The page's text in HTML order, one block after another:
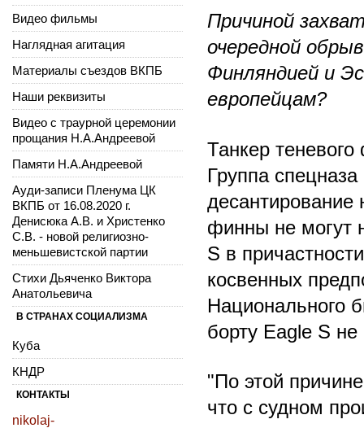
Причиной
очередной
Финляндией и
европейцам?
Танкер
Группа
десантирование
финны не могут
S в
косвенных
Национального
борту Eagle S
"По этой
что с судном
Видео фильмы
Наглядная агитация
Материалы съездов ВКПБ
Наши реквизиты
Видео с траурной церемонии
прощания Н.А.Андреевой
Памяти Н.А.Андреевой
Ауди-записи Пленума ЦК
ВКПБ от 16.08.2020 г.
Денисюка А.В. и Христенко
С.В. - новой религиозно-
меньшевистской партии
Стихи Дьяченко Виктора
Анатольевича
В СТРАНАХ СОЦИАЛИЗМА
Куба
КНДР
КОНТАКТЫ
nikolaj-